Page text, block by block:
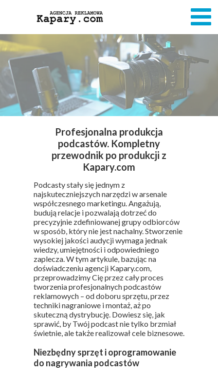
Profesjonalna produkcja
podcastów. Kompletny
przewodnik po produkcji z
Kapary.com
Podcasty stały się jednym z
najskuteczniejszych narzędzi w arsenale
współczesnego marketingu. Angażują,
budują relacje i pozwalają dotrzeć do
precyzyjnie zdefiniowanej grupy odbiorców
w sposób, który nie jest nachalny. Stworzenie
wysokiej jakości audycji wymaga jednak
wiedzy, umiejętności i odpowiedniego
zaplecza. W tym artykule, bazując na
doświadczeniu agencji Kapary.com,
przeprowadzimy Cię przez cały proces
tworzenia profesjonalnych podcastów
reklamowych – od doboru sprzętu, przez
techniki nagraniowe i montaż, aż po
skuteczną dystrybucję. Dowiesz się, jak
sprawić, by Twój podcast nie tylko brzmiał
świetnie, ale także realizował cele biznesowe.
Niezbędny sprzęt i oprogramowanie
do nagrywania podcastów